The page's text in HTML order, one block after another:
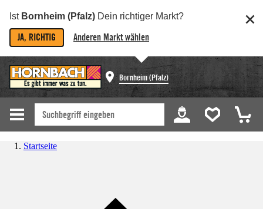
Ist Bornheim (Pfalz) Dein richtiger Markt?
JA, RICHTIG Anderen Markt wählen
Bornheim (Pfalz)
Startseite